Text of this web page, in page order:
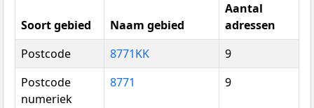
Soort gebied Naam gebied
Aantal
adressen
Postcode
8771KK
9
Postcode
numeriek
8771 9